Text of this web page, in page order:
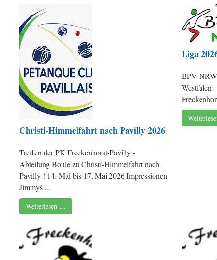
Christi-Himmelfahrt nach Pavilly 2026
Treffen der PK Freckenhorst-Pavilly -
Abteilung Boule zu Christi-Himmelfahrt nach
Pavilly ! 14. Mai bis 17. Mai 2026 Impressionen
Jimmyś ...
Weiterlesen …
Liga
BPV
Westfalen